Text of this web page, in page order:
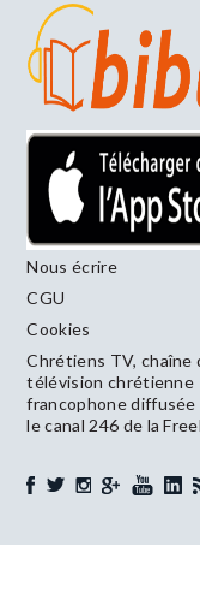
Nous écrire
CGU
Cookies
Chrétiens TV, chaîne
télévision chrétienne
francophone diffusée
le canal 246 de la